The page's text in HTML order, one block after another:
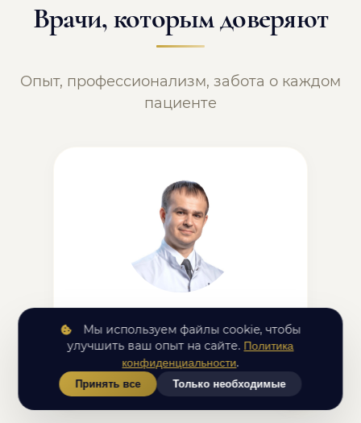
Врачи, которым доверяют
Опыт, профессионализм, забота о каждом
пациенте
Леонтьев Виталий Сергеевич
травматолог-ортопед
Стаж 18 лет
Мы используем файлы cookie, чтобы
улучшить ваш опыт на сайте. Политика
конфиденциальности.
Принять все Только необходимые